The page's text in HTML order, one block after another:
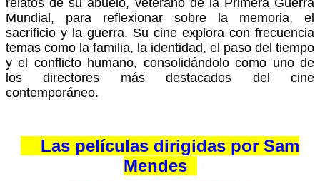
Mundial, para reflexionar sobre la memoria, el
sacrificio y la guerra. Su cine explora con frecuencia
temas como la familia, la identidad, el paso del tiempo
y el conflicto humano, consolidándolo como uno de
los directores más destacados del cine
contemporáneo.
Las películas dirigidas por Sam
Mendes